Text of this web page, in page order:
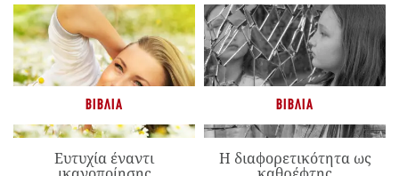
ΒΙΒΛΊΑ
Ευτυχία έναντι
ΒΙΒΛΊΑ
Η διαφορετικότητα ως